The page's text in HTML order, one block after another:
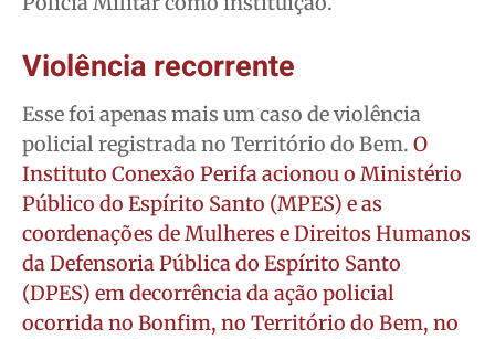
Violência recorrente
Esse foi apenas mais um caso de violência
policial registrada no Território do Bem. O
Instituto Conexão Perifa acionou o Ministério
Público do Espírito Santo (MPES) e as
coordenações de Mulheres e Direitos Humanos
da Defensoria Pública do Espírito Santo
(DPES) em decorrência da ação policial
ocorrida no Bonfim, no Território do Bem, no